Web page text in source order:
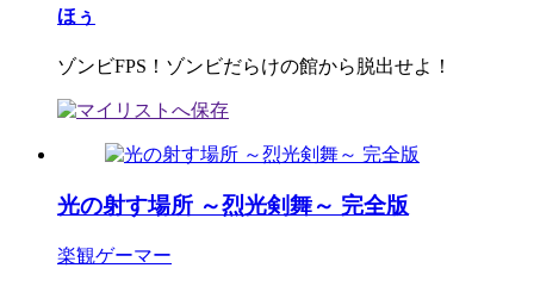
ほぅ
ゾンビFPS！ゾンビだらけの館から脱出せよ！
光の射す場所 ～烈光剣舞～ 完全版
楽観ゲーマー